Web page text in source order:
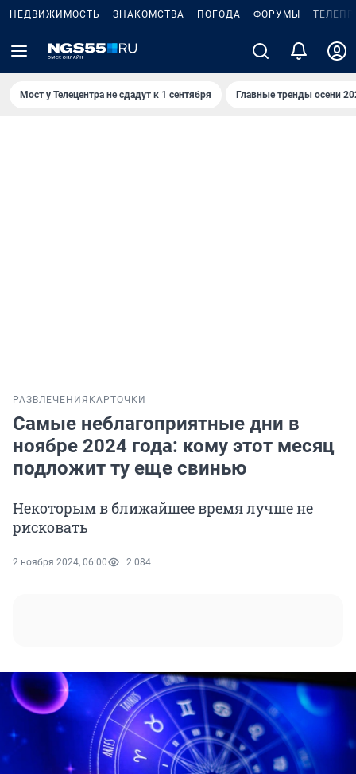
НЕДВИЖИМОСТЬ ЗНАКОМСТВА ПОГОДА ФОРУМЫ
Мост у Телецентра не сдадут к 1 сентября Главные тренды осени
РАЗВЛЕЧЕНИЯ КАРТОЧКИ
Самые неблагоприятные дни в
ноябре 2024 года: кому этот месяц
подложит ту еще свинью
Некоторым в ближайшее время лучше не
рисковать
2 ноября 2024, 06:00 2 084